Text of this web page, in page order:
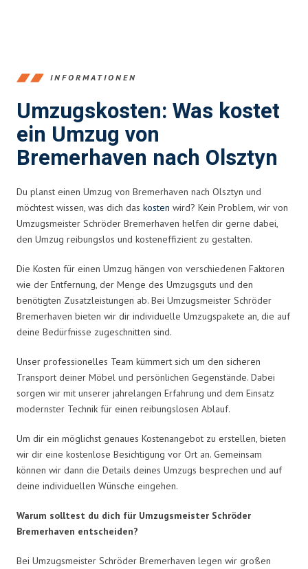
INFORMATIONEN
Umzugskosten: Was kostet
ein Umzug von
Bremerhaven nach Olsztyn
Du planst einen Umzug von Bremerhaven nach Olsztyn und
möchtest wissen, was dich das kosten wird? Kein Problem, wir von
Umzugsmeister Schröder Bremerhaven helfen dir gerne dabei,
den Umzug reibungslos und kosteneffizient zu gestalten.
Die Kosten für einen Umzug hängen von verschiedenen Faktoren
wie der Entfernung, der Menge des Umzugsguts und den
benötigten Zusatzleistungen ab. Bei Umzugsmeister Schröder
Bremerhaven bieten wir dir individuelle Umzugspakete an, die auf
deine Bedürfnisse zugeschnitten sind.
Unser professionelles Team kümmert sich um den sicheren
Transport deiner Möbel und persönlichen Gegenstände. Dabei
sorgen wir mit unserer jahrelangen Erfahrung und dem Einsatz
modernster Technik für einen reibungslosen Ablauf.
Um dir ein möglichst genaues Kostenangebot zu erstellen, bieten
wir dir eine kostenlose Besichtigung vor Ort an. Gemeinsam
können wir dann die Details deines Umzugs besprechen und auf
deine individuellen Wünsche eingehen.
Warum solltest du dich für Umzugsmeister Schröder
Bremerhaven entscheiden?
Bei Umzugsmeister Schröder Bremerhaven legen wir großen